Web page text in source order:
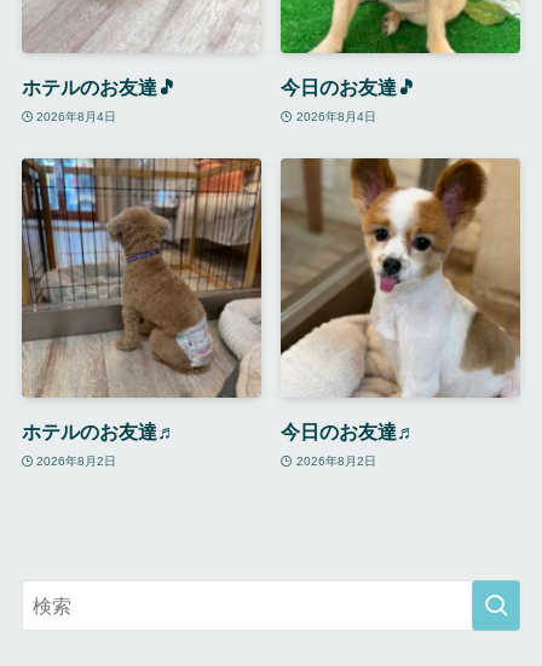
ホテルのお友達🎵
2026年8月4日
今日のお友達🎵
2026年8月4日
ホテルのお友達♬
2026年8月2日
今日のお友達♬
2026年8月2日